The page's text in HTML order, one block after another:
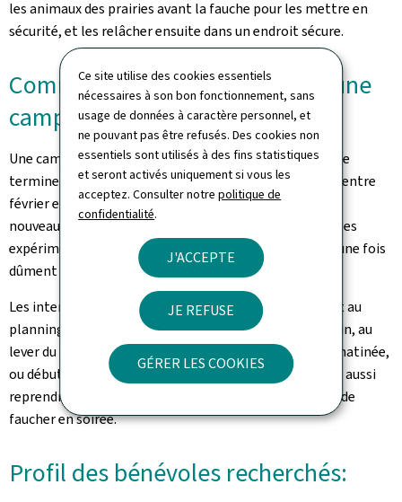
Ce site utilise des cookies essentiels
nécessaires à son bon fonctionnement, sans
usage de données à caractère personnel, et
ne pouvant pas être refusés. Des cookies non
essentiels sont utilisés à des fins statistiques
et seront activés uniquement si vous les
acceptez. Consulter notrepolitique de
confidentialité.
J'ACCEPTE
JE REFUSE
GÉRER LES COOKIES
les animaux des prairies avant la fauche pour les mettre en
sécurité, et les relâcher ensuite dans un endroit sécure.
Comment et quand se déroule une
campagne de sauvetage?
Une campagne typique va démarrer vers fin avril pour se
terminer mi-juillet. Les formations seront organisées entre
février et avril 2026. Durant les premières missions, les
nouveaux pilotes seront accompagnés par des bénévoles
expérimentés, et ne seront envoyés en autonomie qu'une fois
dûment certifiés par les formateurs.
Les interventions sont étroitement liées à la météo et au
planning de l'agriculteur. Elles ont lieu très tôt le matin, au
lever du soleil, donc vers 5 heures et terminent fin de matinée,
ou début d'après-midi. Dans certains cas, elles peuvent aussi
reprendre fin d'après-midi lorsque l'agriculteur décide de
faucher en soirée.
Profil des bénévoles recherchés: